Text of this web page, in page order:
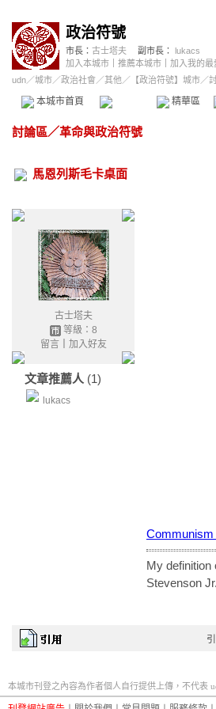
政治符號
市長： 古士塔夫 副市長： lukacs
加入本城市
推薦本城市 加入我的最
udn／城市／政治社會 ／其他 ／ 【政治符號】城市／
本城市首頁 精華區
討論區／革命與政治符號
馬恩列斯毛卡桌面
古士塔夫
等級：8
留言｜ 加入好友
文章推薦人 (1)
lukacs
Communism
My definition
Stevenson
本城市刊登之內容為作者個人自行提供上傳，不代表